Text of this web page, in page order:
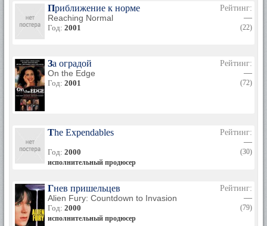
Приближение к норме
Reaching Normal
Год: 2001
Рейтинг:
—
(22)
За оградой
On the Edge
Год: 2001
Рейтинг:
—
(72)
The Expendables
Год: 2000
исполнительный продюсер
Рейтинг:
—
(30)
Гнев пришельцев
Alien Fury: Countdown to Invasion
Год: 2000
исполнительный продюсер
Рейтинг:
—
(79)